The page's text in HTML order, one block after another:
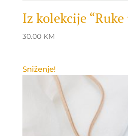
Iz kolekcije “Ruke
30.00 KM
Sniženje!